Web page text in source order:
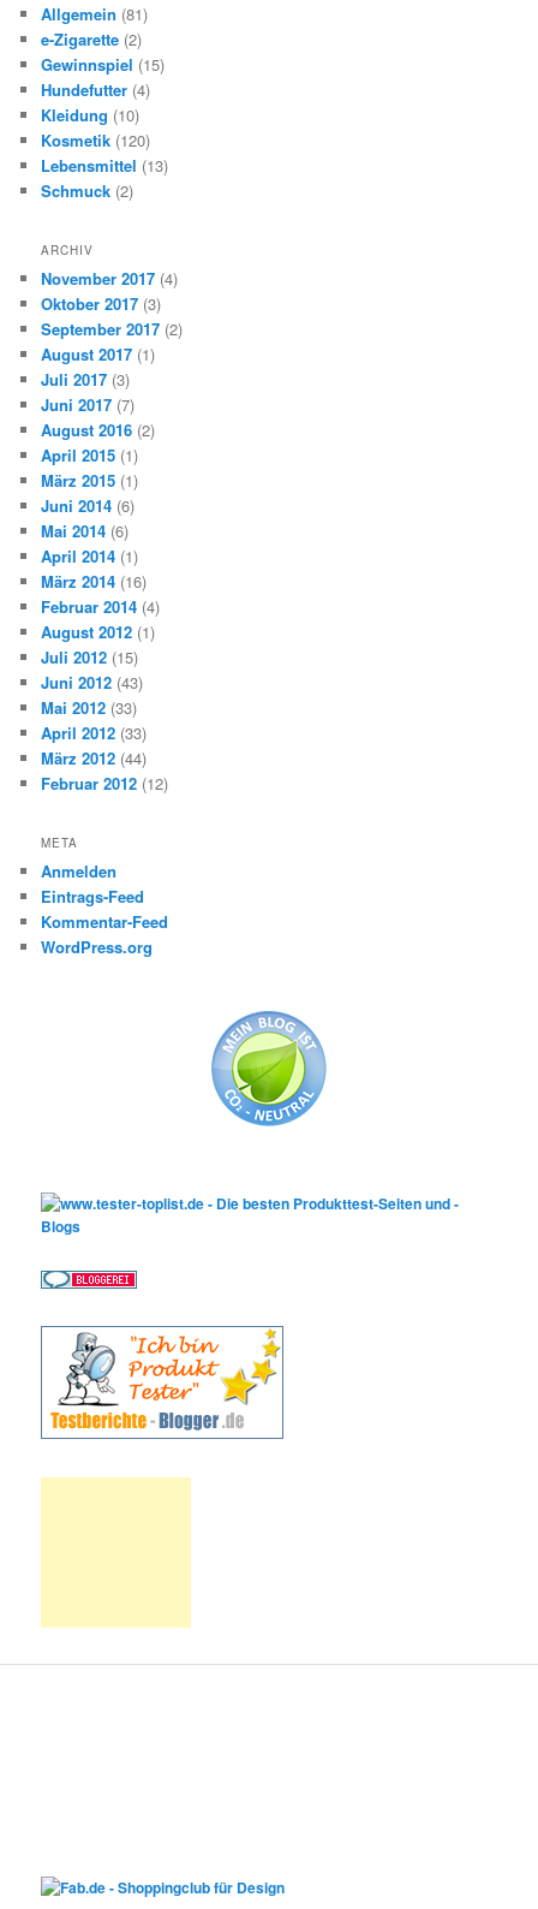
Allgemein (81)
e-Zigarette (2)
Gewinnspiel (15)
Hundefutter (4)
Kleidung (10)
Kosmetik (120)
Lebensmittel (13)
Schmuck (2)
ARCHIV
November 2017 (4)
Oktober 2017 (3)
September 2017 (2)
August 2017 (1)
Juli 2017 (3)
Juni 2017 (7)
August 2016 (2)
April 2015 (1)
März 2015 (1)
Juni 2014 (6)
Mai 2014 (6)
April 2014 (1)
März 2014 (16)
Februar 2014 (4)
August 2012 (1)
Juli 2012 (15)
Juni 2012 (43)
Mai 2012 (33)
April 2012 (33)
März 2012 (44)
Februar 2012 (12)
META
Anmelden
Eintrags-Feed
Kommentar-Feed
WordPress.org